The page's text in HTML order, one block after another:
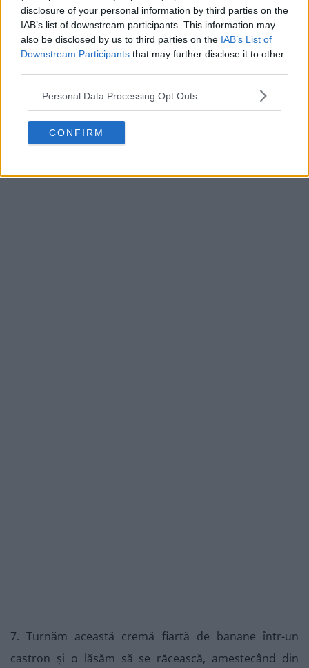
disclosure of your personal information by third parties on the
IAB’s list of downstream participants. This information may
also be disclosed by us to third parties on the IAB’s List of
Downstream Participants that may further disclose it to other
Personal Data Processing Opt Outs
CONFIRM
atunci când îmbracă frumos spatula.
7. Turnăm această cremă fiartă de banane într-un
castron și o lăsăm să se răcească, amestecând din